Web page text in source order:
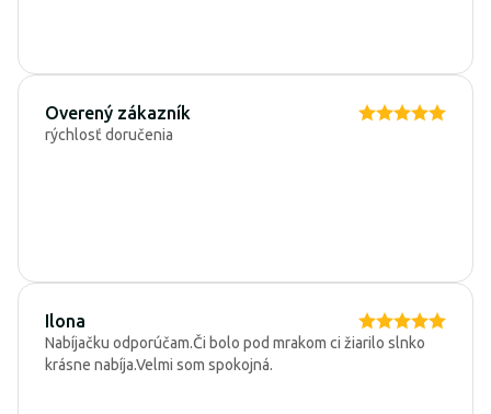
Overený zákazník
rýchlosť doručenia
Ilona
Nabíjačku odporúčam.Či bolo pod mrakom ci žiarilo slnko
krásne nabíja.Velmi som spokojná.